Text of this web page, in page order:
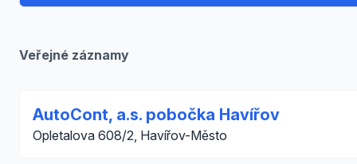
Veřejné záznamy
AutoCont, a.s. pobočka Havířov
Opletalova 608/2, Havířov-Město